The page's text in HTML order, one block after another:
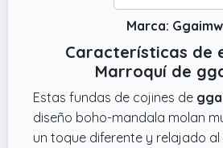
Marca:
Características de
Marroquí de
Estas fundas de cojines de
diseño boho-mandala molan
un toque diferente y relajado al